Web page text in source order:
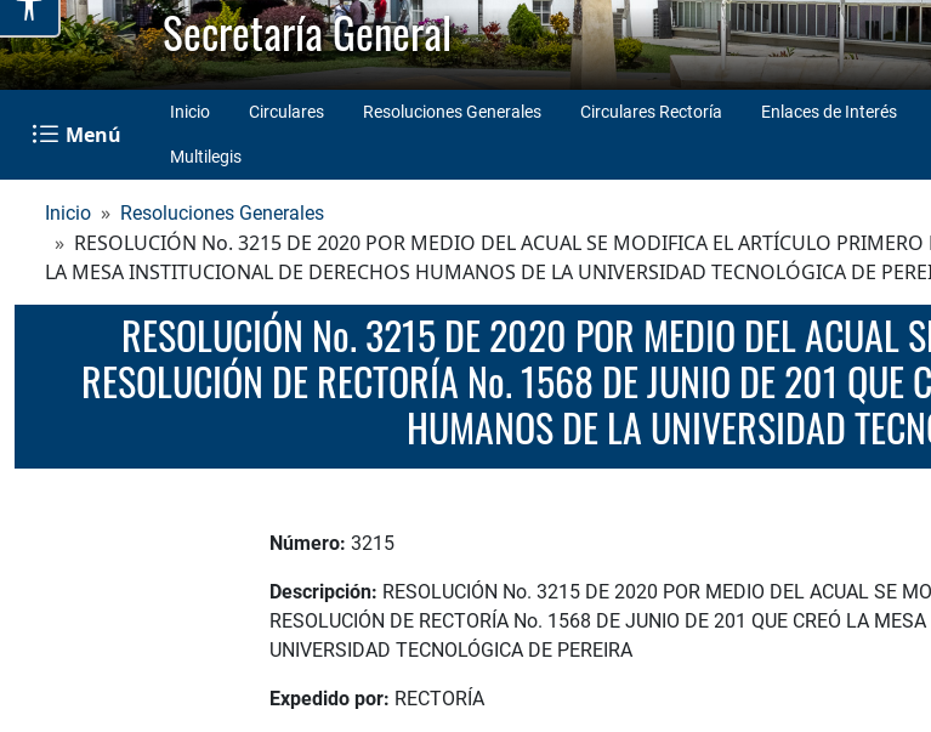
Secretaría General
Menú
Inicio Circulares Resoluciones Generales Circulares Rectoría Enlaces de Interés
Multilegis
Inicio Resoluciones Generales
RESOLUCIÓN No. 3215 DE 2020 POR MEDIO DEL ACUAL SE MODIFICA EL ARTÍCULO
LA MESA INSTITUCIONAL DE DERECHOS HUMANOS DE LA UNIVERSIDAD TECNOLÓGICA DE
RESOLUCIÓN No. 3215 DE 2020 POR MEDIO DEL ACUAL SE MODIFICA EL ARTÍCULO PRIMERO DE LA
RESOLUCIÓN DE RECTORÍA No. 1568 DE JUNIO DE 201 QUE
HUMANOS DE LA UNIVERSIDAD
Número: 3215
Descripción: RESOLUCIÓN No. 3215 DE 2020 POR MEDIO DEL ACUAL SE
RESOLUCIÓN DE RECTORÍA No. 1568 DE JUNIO DE 201 QUE CREÓ LA
UNIVERSIDAD TECNOLÓGICA DE PEREIRA
Expedido por: RECTORÍA